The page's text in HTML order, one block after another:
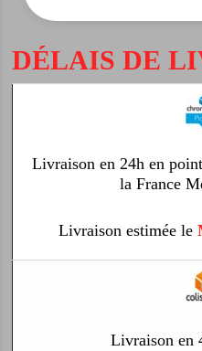
DÉLAIS DE
Livraison en 24h en
la France
Livraison estimée le
Livraison en